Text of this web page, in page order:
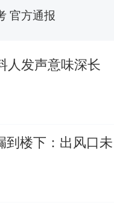
前13名均遭淘汰？
因老师一句“跟我回
人发声意味深长
到楼下：出风口未